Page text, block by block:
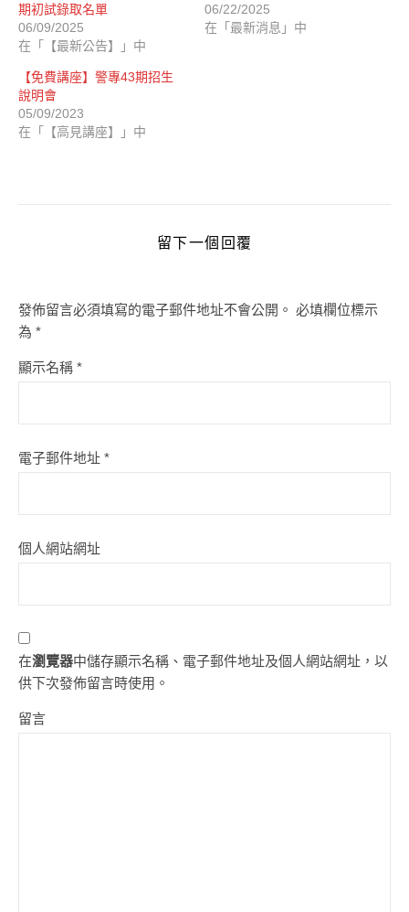
期初試錄取名單
06/09/2025
在「【最新公告】」中
06/22/2025
在「最新消息」中
【免費講座】警專43期招生
說明會
05/09/2023
在「【高見講座】」中
留下一個回覆
發佈留言必須填寫的電子郵件地址不會公開。 必填欄位標示
為 *
顯示名稱 *
電子郵件地址 *
個人網站網址
在瀏覽器中儲存顯示名稱、電子郵件地址及個人網站網址，以
供下次發佈留言時使用。
留言